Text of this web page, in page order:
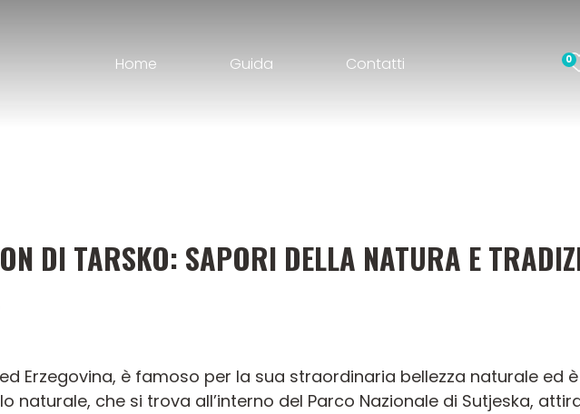
Home Guida Contatti 0
DI TARSKO: SAPORI DELLA NATURA E
Erzegovina, è famoso per la sua straordinaria bellezza naturale ed
naturale, che si trova all’interno del Parco Nazionale di Sutjeska,